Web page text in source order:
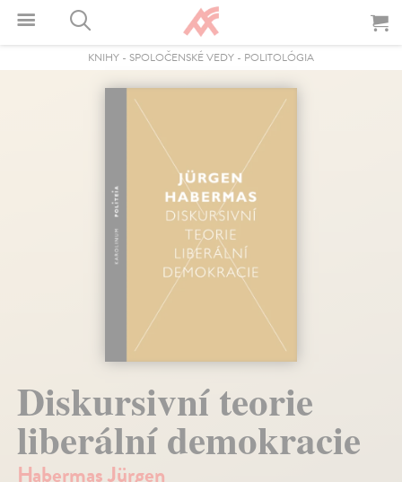
KNIHY - SPOLOČENSKÉ VEDY - POLITOLÓGIA
Diskursivní teorie
liberální demokracie
Habermas Jürgen